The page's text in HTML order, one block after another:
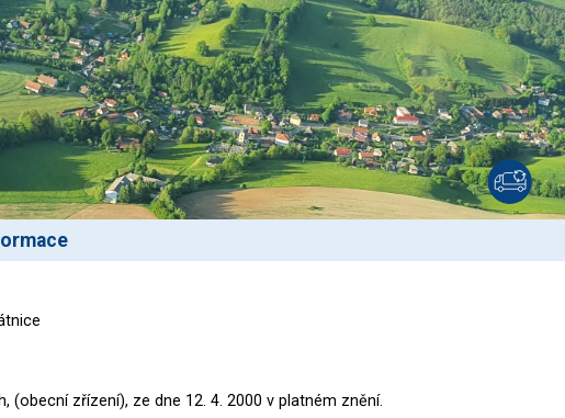
(obecní zřízení), ze dne 12. 4. 2000 v platném znění.